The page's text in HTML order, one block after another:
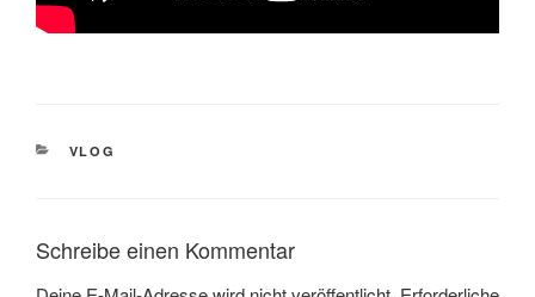
KATEGORIEN
VLOG
Schreibe einen Kommentar